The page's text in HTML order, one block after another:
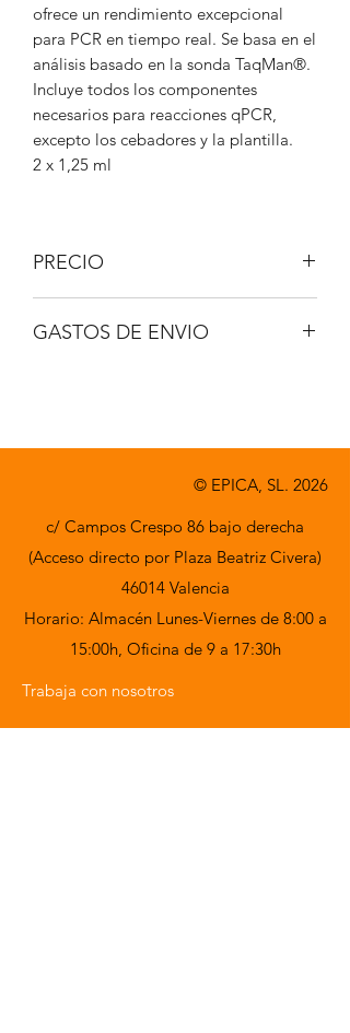
ofrece un rendimiento excepcional
para PCR en tiempo real. Se basa en el
análisis basado en la sonda TaqMan®.
Incluye todos los componentes
necesarios para reacciones qPCR,
excepto los cebadores y la plantilla.
2 x 1,25 ml
PRECIO
GASTOS DE ENVIO
© EPICA, SL. 2026
c/ Campos Crespo 86 bajo derecha
(Acceso directo por Plaza Beatriz Civera)
46014 Valencia
Horario: Almacén Lunes-Viernes de 8:00 a
15:00h, Oficina de 9 a 17:30h
Trabaja con nosotros